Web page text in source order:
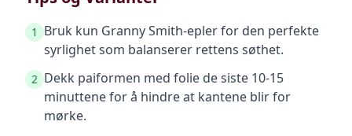
1
Bruk kun Granny Smith-epler for den perfekte
syrlighet som balanserer rettens søthet.
2 Dekk paiformen med folie de siste 10-15
minuttene for å hindre at kantene blir for
mørke.